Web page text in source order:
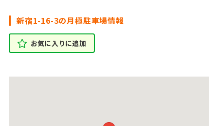
新宿1-16-3の月極駐車場情報
お気に入りに追加